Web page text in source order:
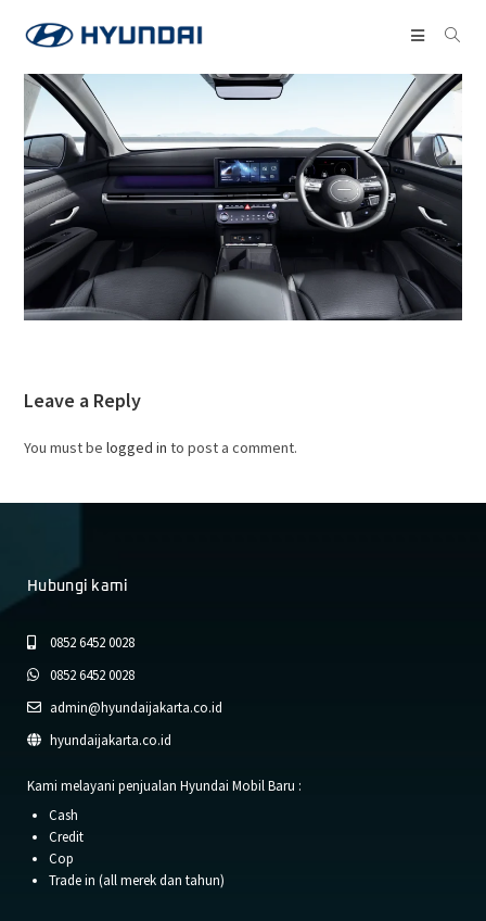
Leave a Reply
You must belogged in to post a comment.
Hubungi kami
0852 6452 0028
0852 6452 0028
admin@hyundaijakarta.co.id
hyundaijakarta.co.id
Kami melayani penjualan Hyundai Mobil Baru :
Cash
Credit
Cop
Trade in (all merek dan tahun)